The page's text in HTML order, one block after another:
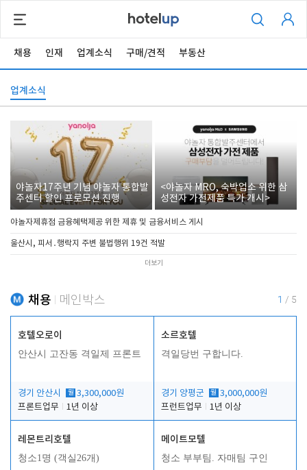
채용 인재 업계소식 구매/견적 부동산
업계소식
야놀자17주년 기념 야놀자 통합발
주센터 할인 프로모션 진행
<야놀자 MRO, 숙박업소 위한 삼
성전자 가전제품 특가 개시>
야놀자제휴점 금융혜택제공 위한 제휴 및 금융서비스 게시
울산시, 피서․행락지 주변 불법행위 19건 적발
더보기
채용 메인박스 1 / 5
호텔오로이
안산시 고잔동 격일제 프론트
경기 안산시 월 3,300,000원
프론트업무
1년 이상
소르호텔
격일당번 구합니다.
경기 양평군 월 3,000,000원
프런트업무
1년 이상
레몬트리호텔
청소1명 (객실26개)
메이트모텔
청소 부부팀. 자매팀 구인